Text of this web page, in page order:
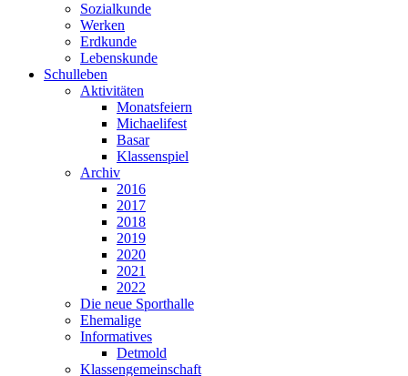
Sozialkunde
Werken
Erdkunde
Lebenskunde
Schulleben
Aktivitäten
Monatsfeiern
Michaelifest
Basar
Klassenspiel
Archiv
2016
2017
2018
2019
2020
2021
2022
Die neue Sporthalle
Ehemalige
Informatives
Detmold
Klassengemeinschaft